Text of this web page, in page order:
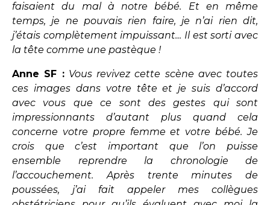
faisaient du mal à notre bébé. Et en même
temps, je ne pouvais rien faire, je n’ai rien dit,
j’étais complètement impuissant… Il est sorti avec
la tête comme une pastèque !
Anne SF : Vous revivez cette scène avec toutes
ces images dans votre tête et je suis d’accord
avec vous que ce sont des gestes qui sont
impressionnants d’autant plus quand cela
concerne votre propre femme et votre bébé. Je
crois que c’est important que l’on puisse
ensemble reprendre la chronologie de
l’accouchement. Après trente minutes de
poussées, j’ai fait appeler mes collègues